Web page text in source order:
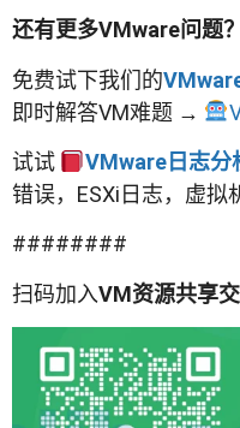
还有更多VMware问题？
免费试下我们的
即时解答VM难题 →
试试
VMware日志分
错误，ESXi日志，虚拟
########
扫码加入VM资源共享